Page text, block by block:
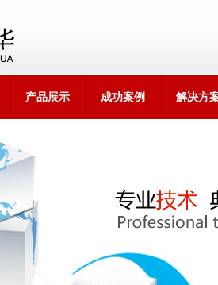
产品展示 成功案例 解决方